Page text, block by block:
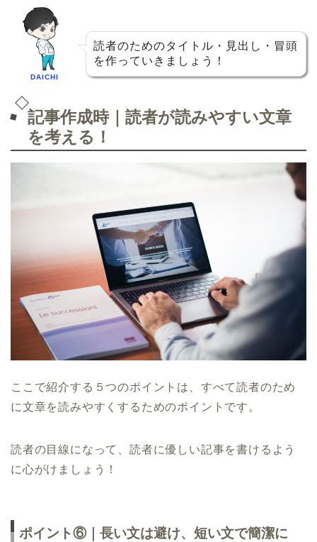
DAICHI
読者のためのタイトル・見出し・冒頭
を作っていきましょう！
記事作成時｜読者が読みやすい文章
を考える！
ここで紹介する５つのポイントは、すべて読者のため
に文章を読みやすくするためのポイントです。
読者の目線になって、読者に優しい記事を書けるよう
に心がけましょう！
ポイント⑥｜長い文は避け、短い文で簡潔に